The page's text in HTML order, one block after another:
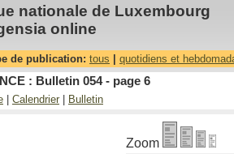
nationale de Luxembourg
online
de publication: tous quotidiens et
: Bulletin 054 - page 6
Calendrier Bulletin
Zoom